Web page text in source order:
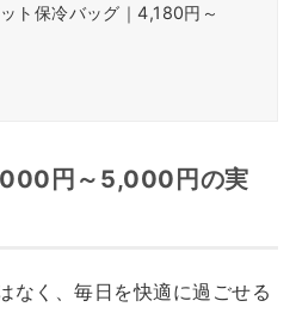
ト保冷バッグ｜4,180円～
円～5,000円の実
なく、毎日を快適に過ごせる